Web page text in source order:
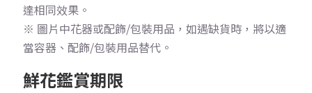
達相同效果。
※ 圖片中花器或配飾/包裝用品，如遇缺貨時，將以適
當容器、配飾/包裝用品替代。
鮮花鑑賞期限